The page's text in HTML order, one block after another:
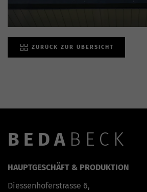
ZURÜCK ZUR ÜBERSICHT
BEDA BECK
HAUPTGESCHÄFT & PRODUKTION
Diessenhoferstrasse 6,